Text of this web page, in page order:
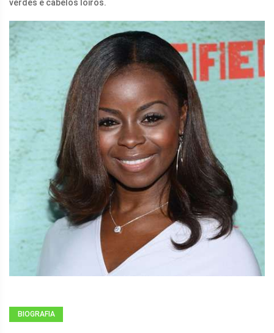
verdes e cabelos loiros.
BIOGRAFIA